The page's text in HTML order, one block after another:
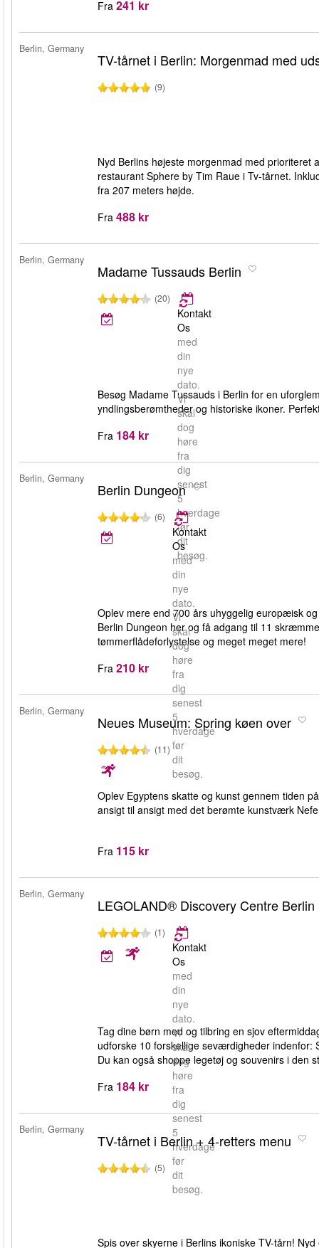
Fra 241 kr
Berlin, Germany
TV-tårnet i Berlin: Morgenmad med
(9)
Nyd Berlins højeste morgenmad med
restaurant Sphere by Tim Raue i Tv-tårnet.
fra 207 meters højde.
Fra 488 kr
Berlin, Germany
Madame Tussauds Berlin
(20)
Kontakt
Os
med
din
nye
dato.
Vi
skal
dog
høre
fra
dig
senest
5
hverdage
før
dit
besøg.
Besøg Madame Tussauds i Berlin for en
yndlingsberømtheder og historiske ikoner.
Fra 184 kr
Berlin, Germany
Berlin Dungeon
(6)
Kontakt
Os
med
din
nye
dato.
Vi
skal
dog
høre
fra
dig
senest
5
hverdage
før
dit
besøg.
Oplev mere end 700 års uhyggelig europæisk
Berlin Dungeon her og få adgang til 11
tømmerflådeforlystelse og meget meget mere!
Fra 210 kr
Berlin, Germany
Neues Museum: Spring køen over
(11)
Oplev Egyptens skatte og kunst gennem tiden
ansigt til ansigt med det berømte kunstværk
Fra 115 kr
Berlin, Germany
LEGOLAND® Discovery Centre Berlin
(1)
Kontakt
Os
med
din
nye
dato.
Vi
skal
dog
høre
fra
dig
senest
5
hverdage
før
dit
besøg.
Tag dine børn med og tilbring en sjov
udforske 10 forskellige seværdigheder indenfor:
Du kan også shoppe legetøj og souvenirs i den
Fra 184 kr
Berlin, Germany
TV-tårnet i Berlin + 4-retters menu
(5)
Spis over skyerne i Berlins ikoniske TV-tårn!